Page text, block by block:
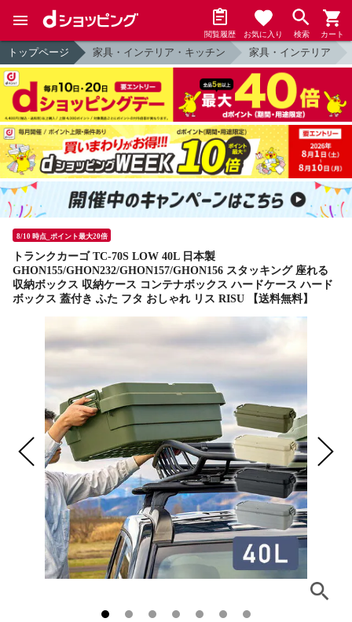
閲覧履歴 お気に入り 検索 カート
トップページ 家具・インテリア・キッチン 家具・インテリア
8/10 時点_ポイント最大20倍
トランクカーゴ TC-70S LOW 40L 日本製
GHON155/GHON232/GHON157/GHON156 スタッキング 座れる
収納ボックス 収納ケース コンテナボックス ハードケース ハード
ボックス 蓋付き ふた フタ おしゃれ リス RISU 【送料無料】